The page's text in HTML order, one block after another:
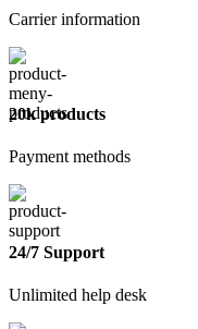
Carrier information
20k products
Payment methods
24/7 Support
Unlimited help desk